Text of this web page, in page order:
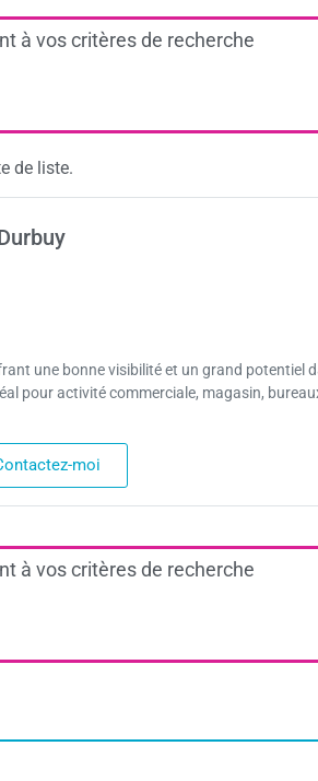
à vos critères de recherche
de liste.
une bonne visibilité et un grand potentiel
pour activité commerciale, magasin,
moi
à vos critères de recherche